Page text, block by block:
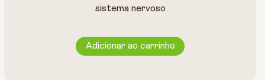
sistema nervoso
Adicionar ao carrinho